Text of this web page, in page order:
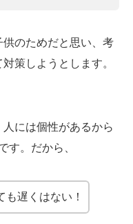
のためだと思い、考
策しようとします。
には個性があるから
す。だから、
も遅くはない！